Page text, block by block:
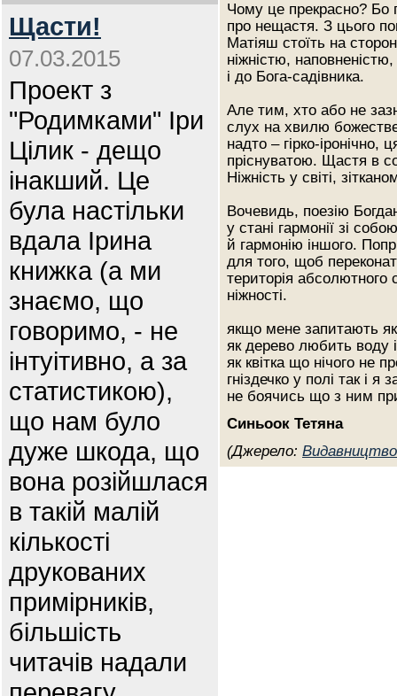
Щасти!
07.03.2015
Проект з
"Родимками" Іри
Цілик - дещо
інакший. Це
була настільки
вдала Ірина
книжка (а ми
знаємо, що
говоримо, - не
інтуітивно, а за
статистикою),
що нам було
дуже шкода, що
вона розійшлася
в такій малій
кількості
друкованих
примірників,
більшість
читачів надали
Чому це прекрасно? Бо
про нещастя. З цього
Матіяш стоїть на
ніжністю,
і до Бога-садівника.
Але тим, хто або не
слух на хвилю
надто – гірко-
пріснуватою. Щастя в
Ніжність у світі,
Вочевидь, поезію
у стані гармонії зі
й гармонію іншого.
для того, щоб
територія
ніжності.
якщо мене запитають
як дерево любить воду
як квітка що нічого не
гніздечко у полі так і
не боячись що з ним
Синьоок Тетяна
(Джерело: